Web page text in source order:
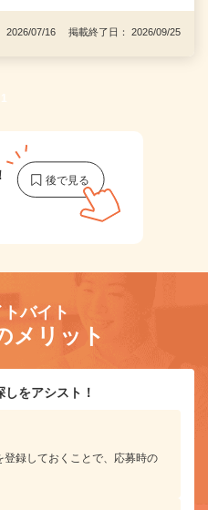
2026/07/16 掲載終了日： 2026/09/25
1
バイト
メリット
をアシスト！
登録しておくことで、応募時の